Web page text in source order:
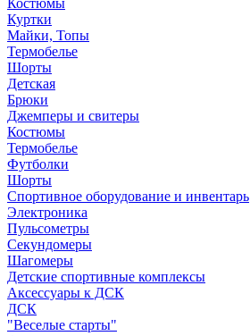
Костюмы
Куртки
Майки, Топы
Термобелье
Шорты
Детская
Брюки
Джемперы и свитеры
Костюмы
Термобелье
Футболки
Шорты
Спортивное оборудование и инвентарь
Электроника
Пульсометры
Секундомеры
Шагомеры
Детские спортивные комплексы
Аксессуары к ДСК
ДСК
"Веселые старты"